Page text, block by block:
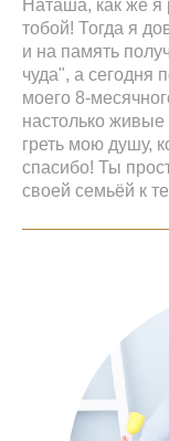
Наташа, как же я
тобой! Тогда я
и на память
чуда", а сегодня
моего 8-
настолько
греть мою душу,
спасибо! Ты
своей семьёй к